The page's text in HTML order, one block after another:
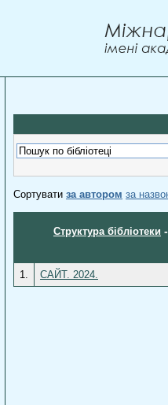
Сортувати за автором за
Структура бібліотеки
1. САЙТ. 2024.